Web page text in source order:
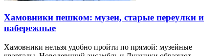
Хамовники пешком: музеи, старые переулки и
набережные
Хамовники нельзя удобно пройти по прямой: музейные